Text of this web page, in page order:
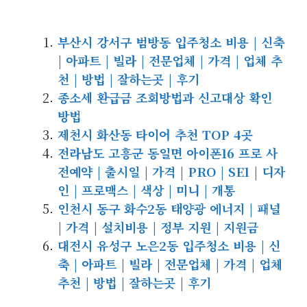
부산시 강서구 범방동 입주청소 비용 | 신축
| 아파트 | 빌라 | 전문업체 | 가격 | 업체 추
천 | 방법 | 잘하는곳 | 후기
종소세 환급금 조회방법과 신고대상 확인
방법
제천시 화산동 타이어 추천 TOP 4곳
전라남도 고흥군 동일면 아이폰16 프로 사
전예약 | 출시일 | 가격 | PRO | SE1 | 디자
인 | 프로맥스 | 색상 | 미니 | 개통
인천시 동구 화수2동 태양광 에너지 | 패널
| 가격 | 설치비용 | 정부 지원 | 지원금
대전시 유성구 노은2동 입주청소 비용 | 신
축 | 아파트 | 빌라 | 전문업체 | 가격 | 업체
추천 | 방법 | 잘하는곳 | 후기